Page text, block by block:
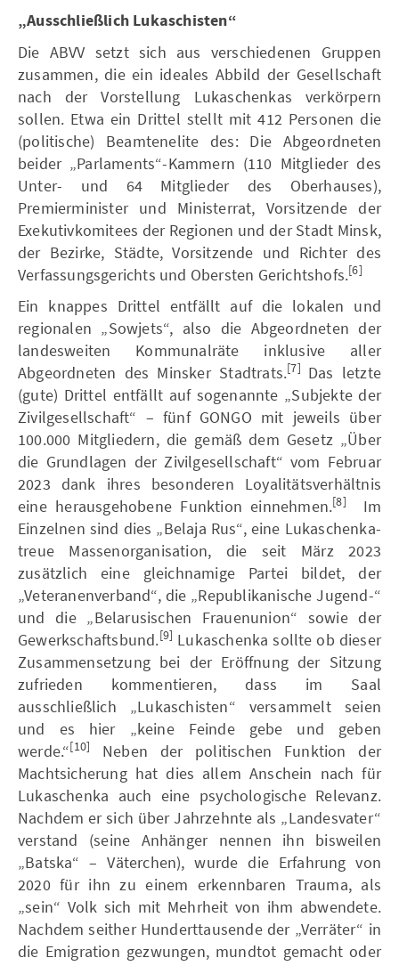
„Ausschließlich Lukaschisten“
Die ABVV setzt sich aus verschiedenen Gruppen
zusammen, die ein ideales Abbild der Gesellschaft
nach der Vorstellung Lukaschenkas verkörpern
sollen. Etwa ein Drittel stellt mit 412 Personen die
(politische) Beamtenelite des: Die Abgeordneten
beider „Parlaments“-Kammern (110 Mitglieder des
Unter- und 64 Mitglieder des Oberhauses),
Premierminister und Ministerrat, Vorsitzende der
Exekutivkomitees der Regionen und der Stadt Minsk,
der Bezirke, Städte, Vorsitzende und Richter des
Verfassungsgerichts und Obersten Gerichtshofs.[6]
Ein knappes Drittel entfällt auf die lokalen und
regionalen „Sowjets“, also die Abgeordneten der
landesweiten Kommunalräte inklusive aller
Abgeordneten des Minsker Stadtrats.[7] Das letzte
(gute) Drittel entfällt auf sogenannte „Subjekte der
Zivilgesellschaft“ – fünf GONGO mit jeweils über
100.000 Mitgliedern, die gemäß dem Gesetz „Über
die Grundlagen der Zivilgesellschaft“ vom Februar
2023 dank ihres besonderen Loyalitätsverhältnis
eine herausgehobene Funktion einnehmen.[8]
Im
Einzelnen sind dies „Belaja Rus“, eine Lukaschenka-
treue Massenorganisation, die seit März 2023
zusätzlich eine gleichnamige Partei bildet, der
„Veteranenverband“, die „Republikanische Jugend-“
und die „Belarusischen Frauenunion“ sowie der
Gewerkschaftsbund.[9] Lukaschenka sollte ob dieser
Zusammensetzung bei der Eröffnung der Sitzung
zufrieden kommentieren, dass im Saal
ausschließlich „Lukaschisten“ versammelt seien
und es hier „keine Feinde gebe und geben
werde.“[10]
Neben der politischen Funktion der
Machtsicherung hat dies allem Anschein nach für
Lukaschenka auch eine psychologische Relevanz.
Nachdem er sich über Jahrzehnte als „Landesvater“
verstand (seine Anhänger nennen ihn bisweilen
„Batska“ – Väterchen), wurde die Erfahrung von
2020 für ihn zu einem erkennbaren Trauma, als
„sein“ Volk sich mit Mehrheit von ihm abwendete.
Nachdem seither Hunderttausende der „Verräter“ in
die Emigration gezwungen, mundtot gemacht oder